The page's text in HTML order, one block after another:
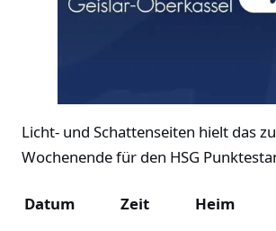
Licht- und Schattenseiten hielt das
Wochenende für den HSG
Datum Zeit Heim